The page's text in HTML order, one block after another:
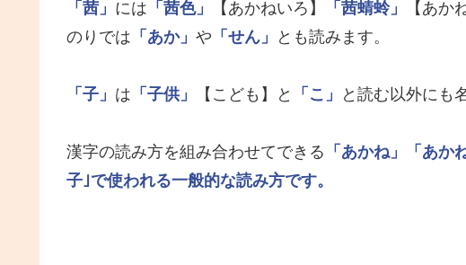
「茜」 には 「茜色」 【あかねいろ】 「茜蜻蛉」 【あか
のりでは 「あか」 や 「せん」 とも読みます。
「子」 は 「子供」 【こども】と 「こ」 と読む以外にも
漢字の読み方を組み合わせてできる 「あかね」 「あか
子｣で使われる一般的な読み方です。